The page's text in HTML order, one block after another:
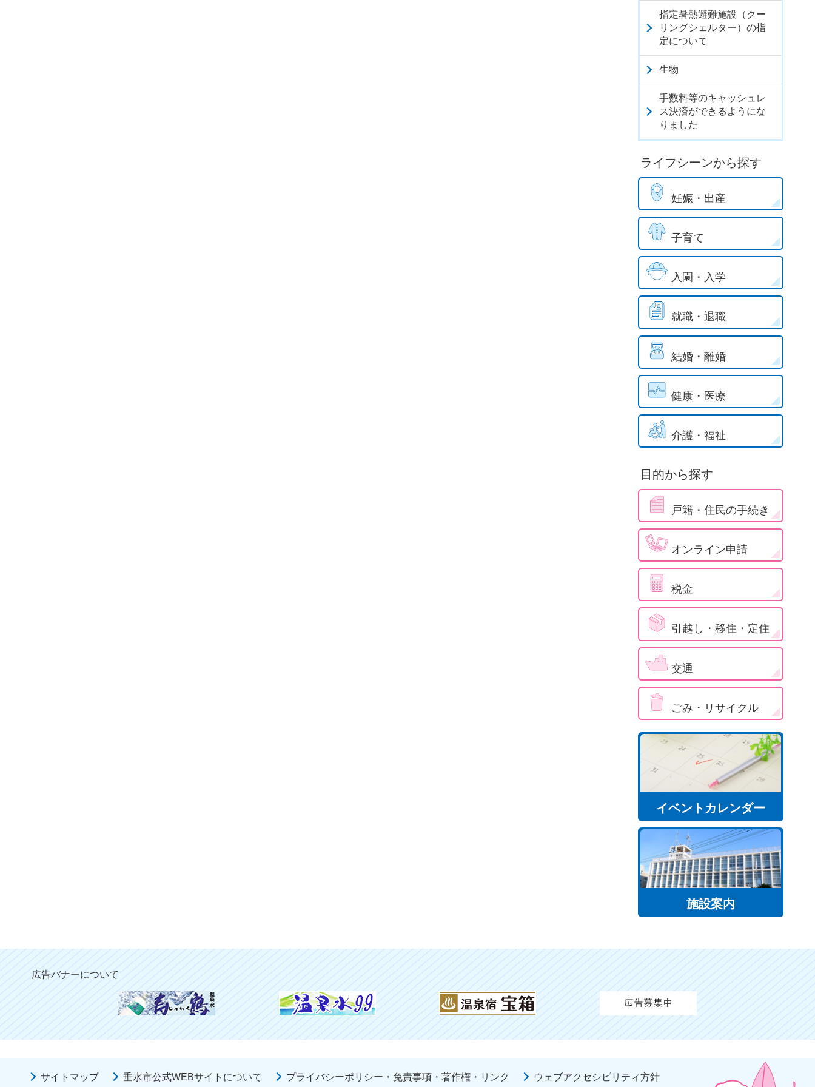
指定暑熱避難施設（クー
リングシェルター）の指
定について
生物
手数料等のキャッシュレ
ス決済ができるようにな
りました
ライフシーンから探す
妊娠・出産
子育て
入園・入学
就職・退職
結婚・離婚
健康・医療
介護・福祉
目的から探す
戸籍・住民の手続き
オンライン申請
税金
引越し・移住・定住
交通
ごみ・リサイクル
イベントカレンダー
施設案内
広告バナーについて
サイトマップ 垂水市公式WEBサイトについて プライバシーポリシー・免責事項・著作権・リンク ウェブアクセシビリティ方針